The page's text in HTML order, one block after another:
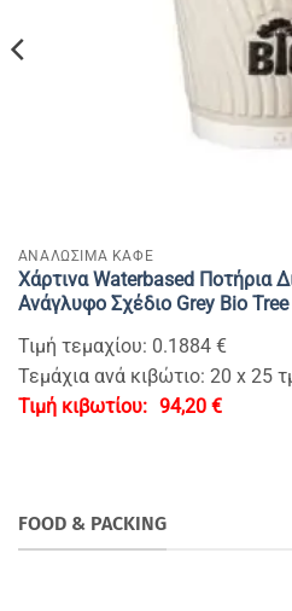
ΑΝΑΛΩΣΙΜΑ ΚΑΦΕ
Χάρτινα Waterbased Ποτήρια
Ανάγλυφο Σχέδιο Grey Bio
Τιμή τεμαχίου: 0.1884 €
Τεμάχια ανά κιβώτιο: 20 x 25
94,20 €
FOOD & PACKING